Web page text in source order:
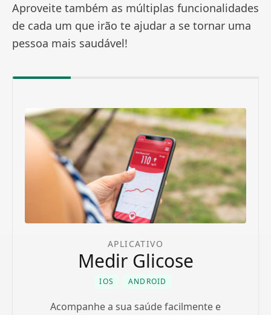
Aproveite também as múltiplas funcionalidades
de cada um que irão te ajudar a se tornar uma
pessoa mais saudável!
APLICATIVO
Medir Glicose
IOS ANDROID
Acompanhe a sua saúde facilmente e